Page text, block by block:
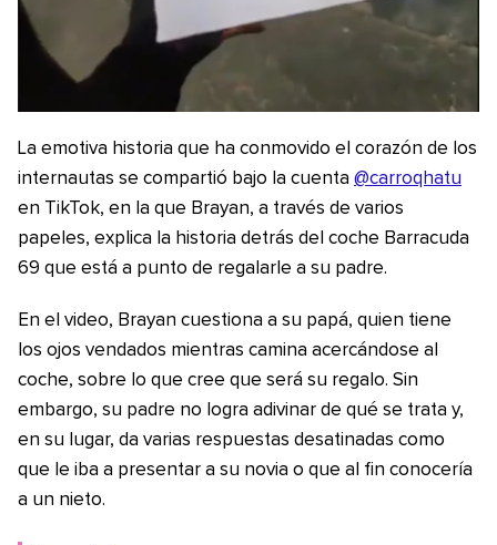
La emotiva historia que ha conmovido el corazón de los
internautas se compartió bajo la cuenta @carroqhatu
en TikTok, en la que Brayan, a través de varios
papeles, explica la historia detrás del coche Barracuda
69 que está a punto de regalarle a su padre.
En el video, Brayan cuestiona a su papá, quien tiene
los ojos vendados mientras camina acercándose al
coche, sobre lo que cree que será su regalo. Sin
embargo, su padre no logra adivinar de qué se trata y,
en su lugar, da varias respuestas desatinadas como
que le iba a presentar a su novia o que al fin conocería
a un nieto.